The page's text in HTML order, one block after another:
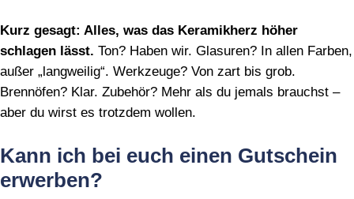
Kurz gesagt: Alles, was das Keramikherz höher
schlagen lässt. Ton? Haben wir. Glasuren? In allen Farben,
außer „langweilig“. Werkzeuge? Von zart bis grob.
Brennöfen? Klar. Zubehör? Mehr als du jemals brauchst –
aber du wirst es trotzdem wollen.
Kann ich bei euch einen Gutschein
erwerben?